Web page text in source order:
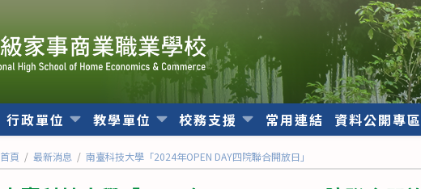
行政單位 教學單位 校務支援 常用連結 資料公開專區
首頁 / 最新消息 / 南臺科技大學「2024年OPEN DAY四院聯合開放日」